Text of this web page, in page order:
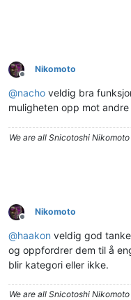
Frakoblet
Nikomoto
@nacho veldig bra
muligheten opp mot
We are all Snicotoshi Nikomoto
Frakoblet
Nikomoto
@haakon veldig god
og oppfordrer dem til å
blir kategori eller ikke.
We are all Snicotoshi Nikomoto